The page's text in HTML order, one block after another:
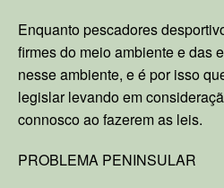
Enquanto pescadores
firmes do meio ambiente e das
nesse ambiente, e é por isso
legislar levando em
connosco ao fazerem as leis.
PROBLEMA PENINSULAR